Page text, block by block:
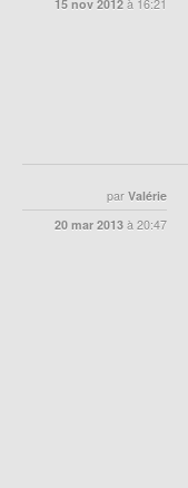
15 nov 2012 à 16:21
par Valérie
20 mar 2013 à 20:47